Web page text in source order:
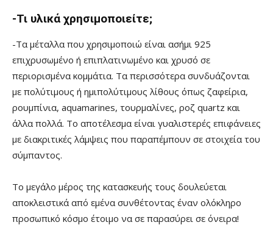
-Τι υλικά χρησιμοποιείτε;
-Τα μέταλλα που χρησιμοποιώ είναι ασήμι 925
επιχρυσωμένο ή επιπλατινωμένο και χρυσό σε
περιορισμένα κομμάτια. Τα περισσότερα συνδυάζονται
με πολύτιμους ή ημιπολύτιμους λίθους όπως ζαφείρια,
ρουμπίνια, aquamarines, τουρμαλίνες, ροζ quartz και
άλλα πολλά. Το αποτέλεσμα είναι γυαλιστερές επιφάνειες
με διακριτικές λάμψεις που παραπέμπουν σε στοιχεία του
σύμπαντος.
Το μεγάλο μέρος της κατασκευής τους δουλεύεται
αποκλειστικά από εμένα συνθέτοντας έναν ολόκληρο
προσωπικό κόσμο έτοιμο να σε παρασύρει σε όνειρα!